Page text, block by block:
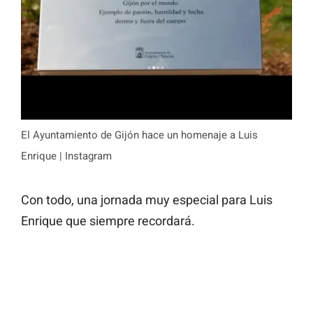
El Ayuntamiento de Gijón hace un homenaje a Luis
Enrique | Instagram
Con todo, una jornada muy especial para Luis
Enrique que siempre recordará.